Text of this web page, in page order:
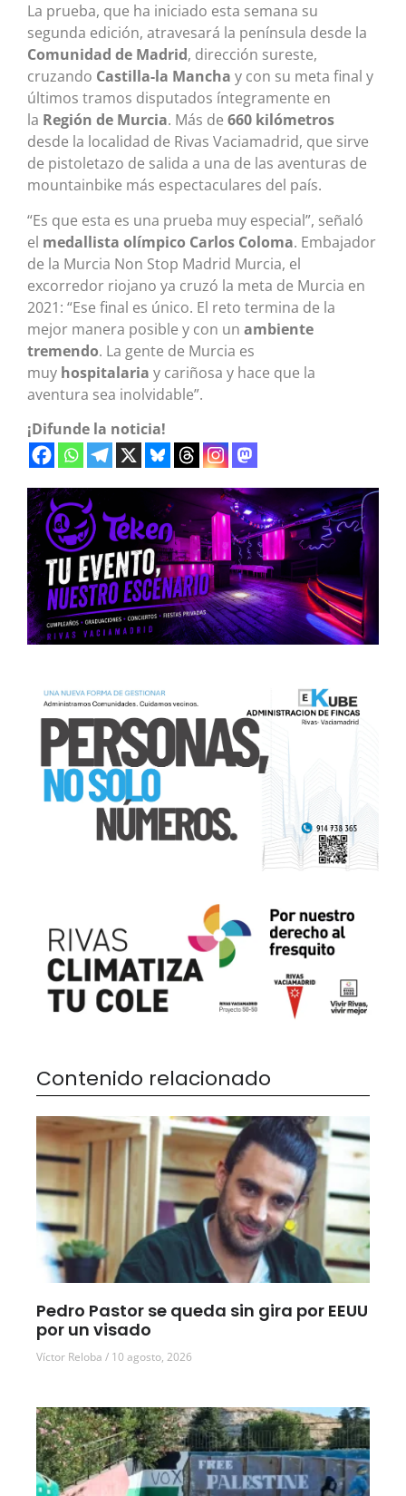
La prueba, que ha iniciado esta semana su
segunda edición, atravesará la península desde la
Comunidad de Madrid, dirección sureste,
cruzando Castilla-la Mancha y con su meta final y
últimos tramos disputados íntegramente en
la Región de Murcia. Más de 660 kilómetros
desde la localidad de Rivas Vaciamadrid, que sirve
de pistoletazo de salida a una de las aventuras de
mountainbike más espectaculares del país.
“Es que esta es una prueba muy especial”, señaló
el medallista olímpico Carlos Coloma. Embajador
de la Murcia Non Stop Madrid Murcia, el
excorredor riojano ya cruzó la meta de Murcia en
2021: “Ese final es único. El reto termina de la
mejor manera posible y con un ambiente
tremendo. La gente de Murcia es
muy hospitalaria y cariñosa y hace que la
aventura sea inolvidable”.
¡Difunde la noticia!
Contenido relacionado
Pedro Pastor se queda sin gira por EEUU
por un visado
Víctor Reloba 10 agosto, 2026